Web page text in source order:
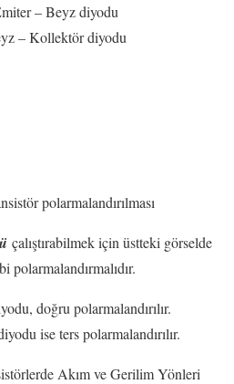
– Beyz diyodu
– Kollektör diyodu
polarmalandırılması
çalıştırabilmek için üstteki görselde
polarmalandırmalıdır.
doğru polarmalandırılır.
ise ters polarmalandırılır.
Akım ve Gerilim Yönleri